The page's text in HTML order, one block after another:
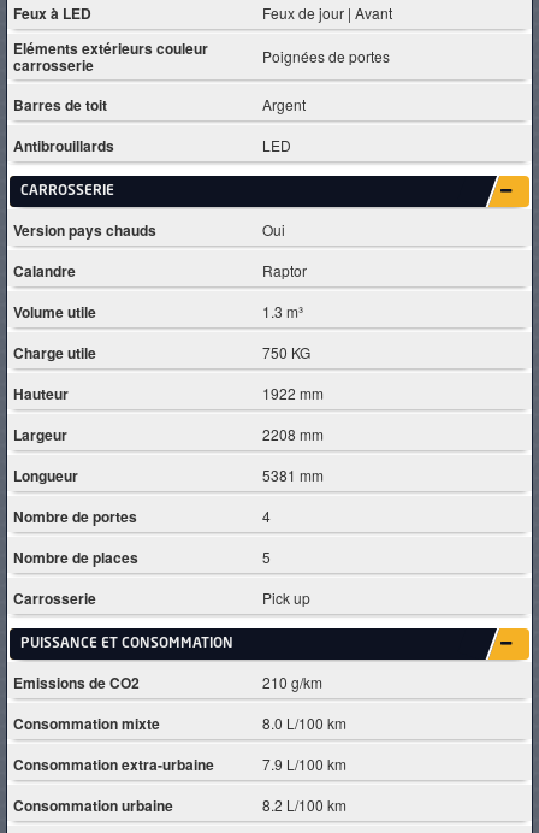
Feux à LED Feux de jour | Avant
Eléments extérieurs couleur
carrosserie Poignées de portes
Barres de toit Argent
Antibrouillards LED
CARROSSERIE
Version pays chauds Oui
Calandre Raptor
Volume utile 1.3 m³
Charge utile 750 KG
Hauteur 1922 mm
Largeur 2208 mm
Longueur 5381 mm
Nombre de portes 4
Nombre de places 5
Carrosserie Pick up
PUISSANCE ET CONSOMMATION
Emissions de CO2 210 g/km
Consommation mixte 8.0 L/100 km
Consommation extra-urbaine 7.9 L/100 km
Consommation urbaine 8.2 L/100 km